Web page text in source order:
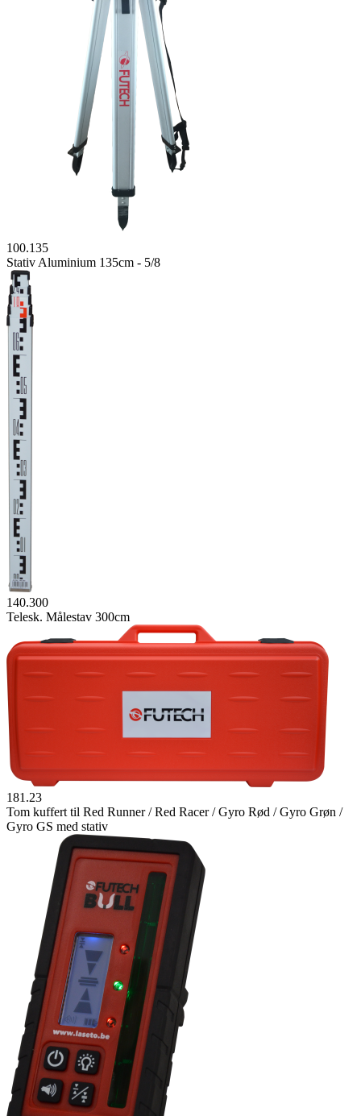
100.135
Stativ Aluminium 135cm - 5/8
140.300
Telesk. Målestav 300cm
181.23
Tom kuffert til Red Runner / Red Racer / Gyro Rød / Gyro Grøn /
Gyro GS med stativ